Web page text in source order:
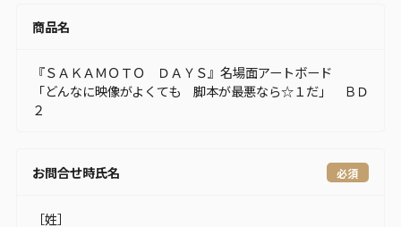
商品名
『ＳＡＫＡＭＯＴＯ ＤＡＹＳ』名場面アートボード
「どんなに映像がよくても 脚本が最悪なら☆１だ」 ＢＤ
２
お問合せ時氏名
［姓］